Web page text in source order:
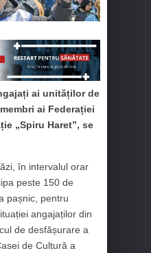
ai unităților de
ai Federației
„Spiru Haret”, se
în intervalul orar
peste 150 de
pașnic, pentru
angajaților din
de desfășurare a
de Cultură a